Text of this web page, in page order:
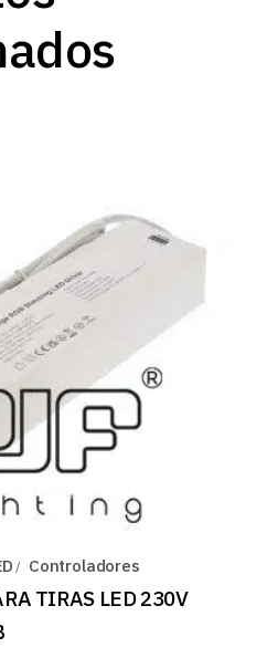
Controladores
TIRAS LED 230V